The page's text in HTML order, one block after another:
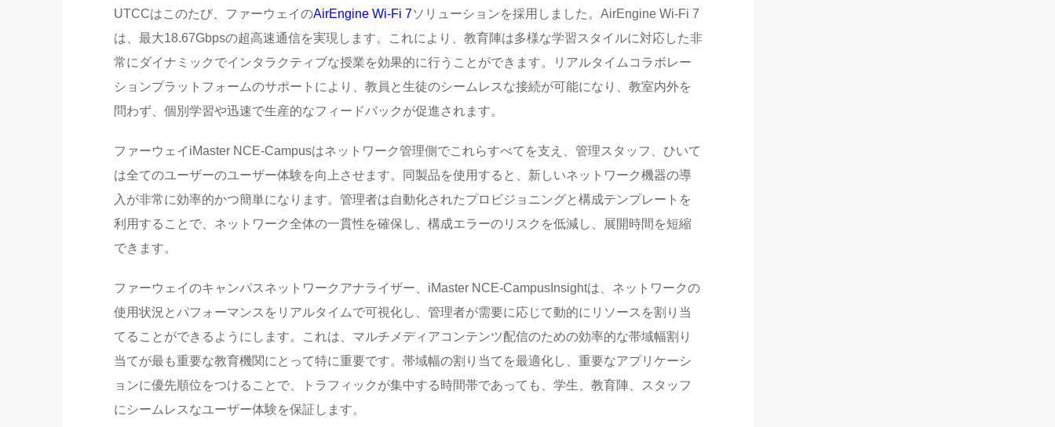
UTCCはこのたび、ファーウェイのAirEngine Wi-Fi 7ソリューションを採用しました。AirEngine Wi-Fi 7
は、最大18.67Gbpsの超高速通信を実現します。これにより、教育陣は多様な学習スタイルに対応した非
常にダイナミックでインタラクティブな授業を効果的に行うことができます。リアルタイムコラボレー
ションプラットフォームのサポートにより、教員と生徒のシームレスな接続が可能になり、教室内外を
問わず、個別学習や迅速で生産的なフィードバックが促進されます。
ファーウェイiMaster NCE-Campusはネットワーク管理側でこれらすべてを支え、管理スタッフ、ひいて
は全てのユーザーのユーザー体験を向上させます。同製品を使用すると、新しいネットワーク機器の導
入が非常に効率的かつ簡単になります。管理者は自動化されたプロビジョニングと構成テンプレートを
利用することで、ネットワーク全体の一貫性を確保し、構成エラーのリスクを低減し、展開時間を短縮
できます。
ファーウェイのキャンパスネットワークアナライザー、iMaster NCE-CampusInsightは、ネットワークの
使用状況とパフォーマンスをリアルタイムで可視化し、管理者が需要に応じて動的にリソースを割り当
てることができるようにします。これは、マルチメディアコンテンツ配信のための効率的な帯域幅割り
当てが最も重要な教育機関にとって特に重要です。帯域幅の割り当てを最適化し、重要なアプリケーシ
ョンに優先順位をつけることで、トラフィックが集中する時間帯であっても、学生、教育陣、スタッフ
にシームレスなユーザー体験を保証します。